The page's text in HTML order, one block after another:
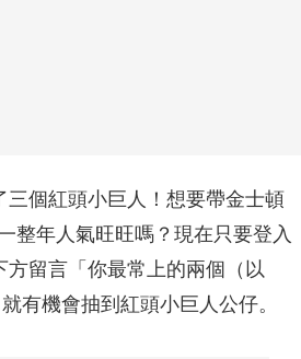
三個紅頭小巨人！想要帶金士頓
整年人氣旺旺嗎？現在只要登入
留言「你最常上的兩個（以
有機會抽到紅頭小巨人公仔。